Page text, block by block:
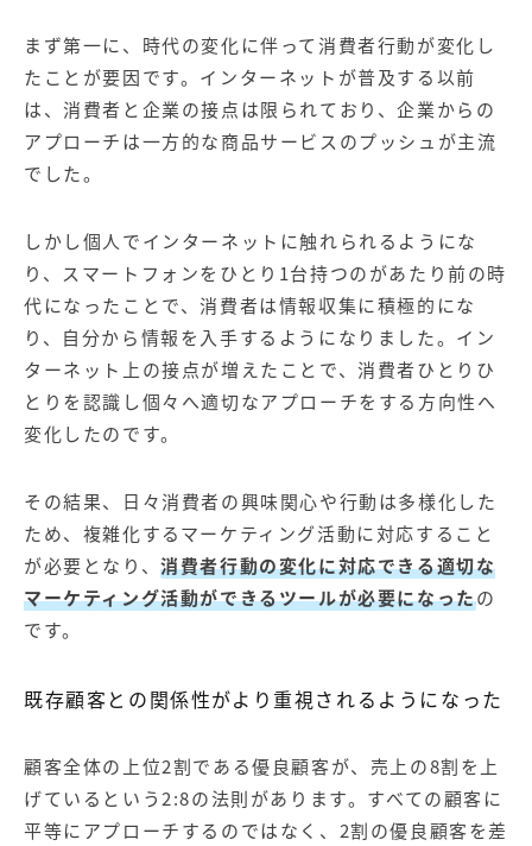
まず第一に、時代の変化に伴って消費者行動が変化し
たことが要因です。インターネットが普及する以前
は、消費者と企業の接点は限られており、企業からの
アプローチは一方的な商品サービスのプッシュが主流
でした。
しかし個人でインターネットに触れられるようにな
り、スマートフォンをひとり1台持つのがあたり前の時
代になったことで、消費者は情報収集に積極的にな
り、自分から情報を入手するようになりました。イン
ターネット上の接点が増えたことで、消費者ひとりひ
とりを認識し個々へ適切なアプローチをする方向性へ
変化したのです。
その結果、日々消費者の興味関心や行動は多様化した
ため、複雑化するマーケティング活動に対応すること
が必要となり、消費者行動の変化に対応できる適切な
マーケティング活動ができるツールが必要になったの
です。
既存顧客との関係性がより重視されるようになった
顧客全体の上位2割である優良顧客が、売上の8割を上
げているという2:8の法則があります。すべての顧客に
平等にアプローチするのではなく、2割の優良顧客を差